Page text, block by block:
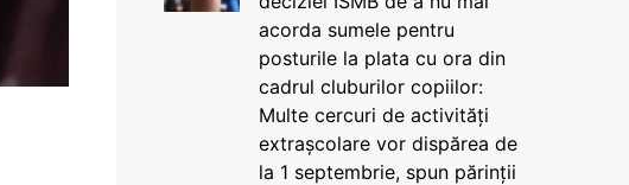
acorda sumele pentru
posturile la plata cu ora din
cadrul cluburilor copiilor:
Multe cercuri de activități
extrașcolare vor dispărea de
la 1 septembrie, spun părinții